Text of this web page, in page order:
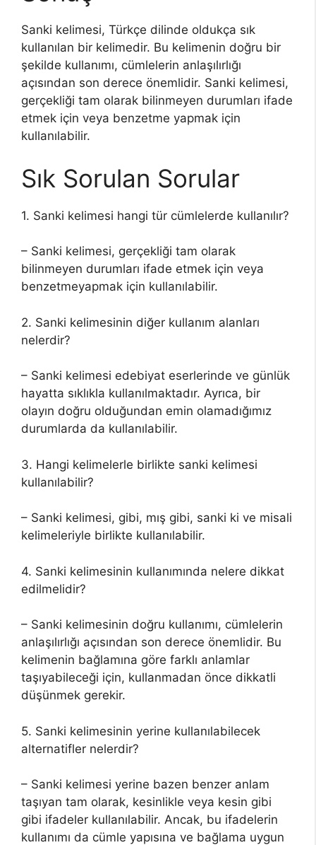
Sanki kelimesi, Türkçe dilinde oldukça sık
kullanılan bir kelimedir. Bu kelimenin doğru bir
şekilde kullanımı, cümlelerin anlaşılırlığı
açısından son derece önemlidir. Sanki kelimesi,
gerçekliği tam olarak bilinmeyen durumları ifade
etmek için veya benzetme yapmak için
kullanılabilir.
Sık Sorulan Sorular
1. Sanki kelimesi hangi tür cümlelerde kullanılır?
– Sanki kelimesi, gerçekliği tam olarak
bilinmeyen durumları ifade etmek için veya
benzetmeyapmak için kullanılabilir.
2. Sanki kelimesinin diğer kullanım alanları
nelerdir?
– Sanki kelimesi edebiyat eserlerinde ve günlük
hayatta sıklıkla kullanılmaktadır. Ayrıca, bir
olayın doğru olduğundan emin olamadığımız
durumlarda da kullanılabilir.
3. Hangi kelimelerle birlikte sanki kelimesi
kullanılabilir?
– Sanki kelimesi, gibi, mış gibi, sanki ki ve misali
kelimeleriyle birlikte kullanılabilir.
4. Sanki kelimesinin kullanımında nelere dikkat
edilmelidir?
– Sanki kelimesinin doğru kullanımı, cümlelerin
anlaşılırlığı açısından son derece önemlidir. Bu
kelimenin bağlamına göre farklı anlamlar
taşıyabileceği için, kullanmadan önce dikkatli
düşünmek gerekir.
5. Sanki kelimesinin yerine kullanılabilecek
alternatifler nelerdir?
– Sanki kelimesi yerine bazen benzer anlam
taşıyan tam olarak, kesinlikle veya kesin gibi
gibi ifadeler kullanılabilir. Ancak, bu ifadelerin
kullanımı da cümle yapısına ve bağlama uygun